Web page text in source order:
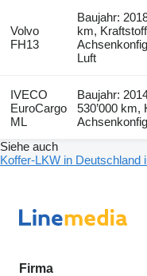
Volvo
FH13
Baujahr:
km,
Luft
IVECO
EuroCargo
ML
Baujahr:
530’000 km,
Siehe auch
Koffer-LKW in Deutschland
Firma